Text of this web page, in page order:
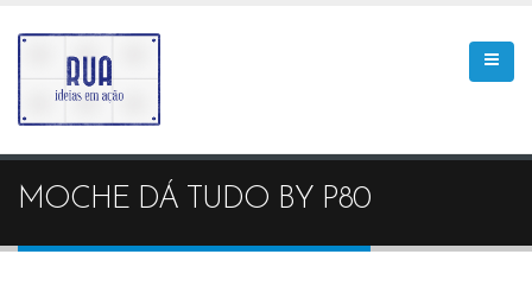
MOCHE DÁ TUDO BY P80